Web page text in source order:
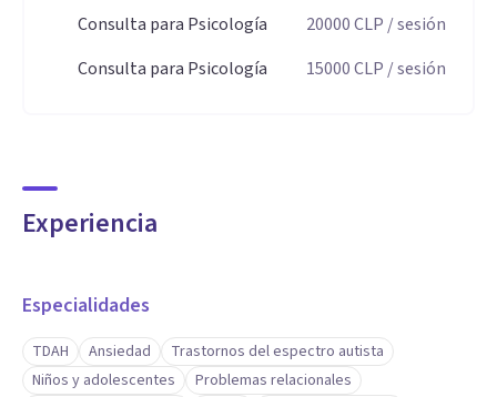
Consulta para Psicología
20000CLP / sesión
Consulta para Psicología
15000CLP / sesión
Experiencia
Especialidades
TDAH Ansiedad
Trastornos del espectro autista
Niños y adolescentes
Problemas relacionales